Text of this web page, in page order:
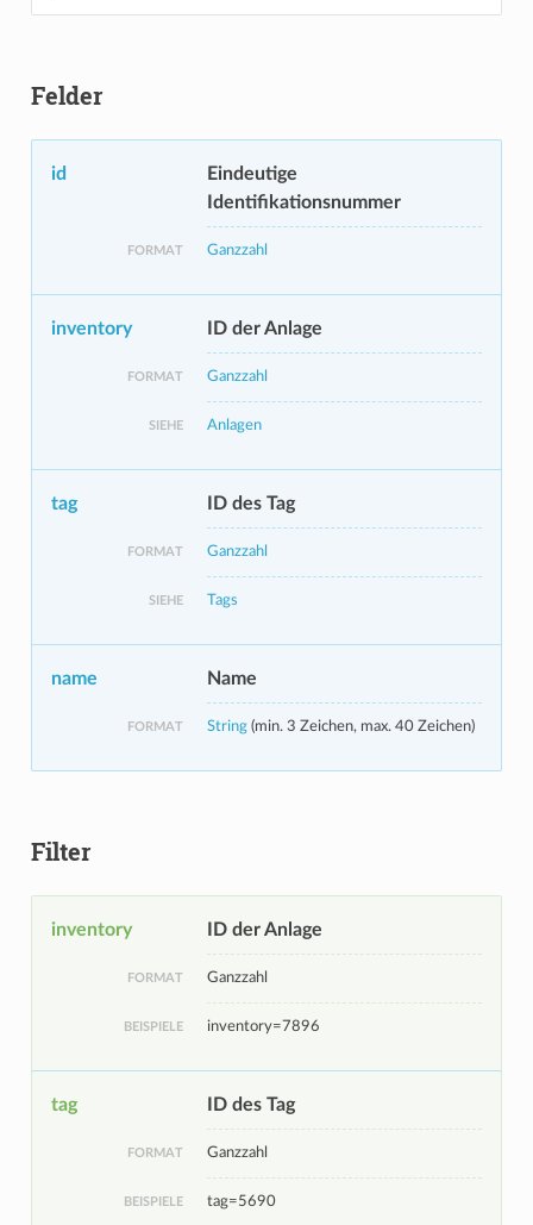
Felder
id
Eindeutige
Identifikationsnummer
FORMAT Ganzzahl
inventory ID der Anlage
FORMAT Ganzzahl
SIEHE Anlagen
tag ID des Tag
FORMAT Ganzzahl
SIEHE Tags
name Name
FORMAT String (min. 3 Zeichen, max. 40 Zeichen)
Filter
inventory ID der Anlage
FORMAT Ganzzahl
BEISPIELE inventory=7896
tag ID des Tag
FORMAT Ganzzahl
BEISPIELE tag=5690